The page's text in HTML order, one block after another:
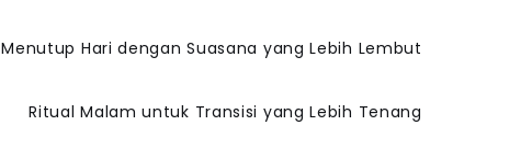
Menutup Hari dengan Suasana yang Lebih Lembut
Ritual Malam untuk Transisi yang Lebih Tenang